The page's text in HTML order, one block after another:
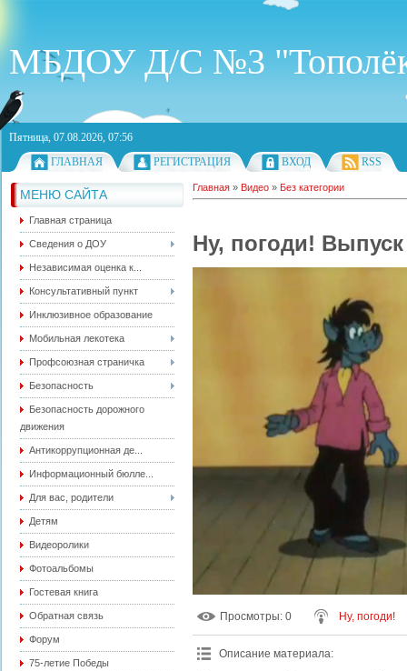
МБДОУ Д/С №3
Пятница, 07.08.2026, 07:56
ГЛАВНАЯ
РЕГИСТРАЦИЯ ВХОД RSS
МЕНЮ САЙТА
Главная страница
Сведения о ДОУ
Независимая оценка к...
Консультативный пункт
Инклюзивное образование
Мобильная лекотека
Профсоюзная страничка
Безопасность
Безопасность дорожного
движения
Антикоррупционная де...
Информационный бюлле...
Для вас, родители
Детям
Видеоролики
Фотоальбомы
Гостевая книга
Обратная связь
Форум
75-летие Победы
Главная » Видео » Без категории
Ну, погоди! Выпуск
Просмотры: 0 Ну, погоди!
Описание материала: